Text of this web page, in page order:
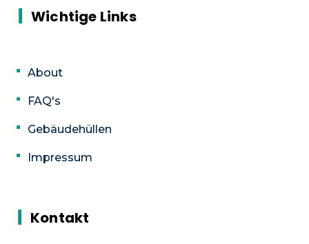
Wichtige Links
About
FAQ's
Gebäudehüllen
Impressum
Kontakt